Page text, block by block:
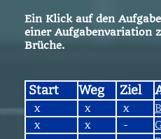
Ein Klick auf den
einer Aufgabenvariation
Brüche.
Start Weg Ziel
x x x
x
x -